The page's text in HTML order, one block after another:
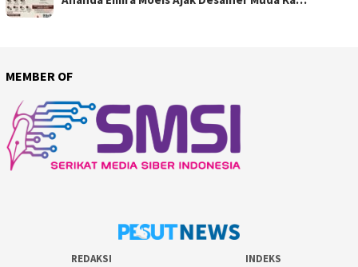
MEMBER OF
REDAKSI
INDEKS